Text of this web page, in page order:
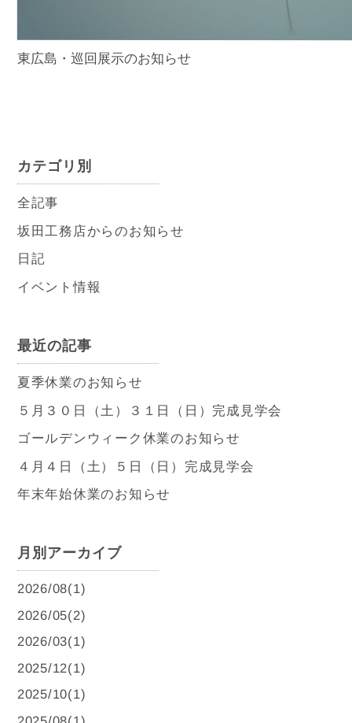
東広島・巡回展示のお知らせ
カテゴリ別
全記事
坂田工務店からのお知らせ
日記
イベント情報
最近の記事
夏季休業のお知らせ
５月３０日（土）３１日（日）完成見学会
ゴールデンウィーク休業のお知らせ
４月４日（土）５日（日）完成見学会
年末年始休業のお知らせ
月別アーカイブ
2026/08(1)
2026/05(2)
2026/03(1)
2025/12(1)
2025/10(1)